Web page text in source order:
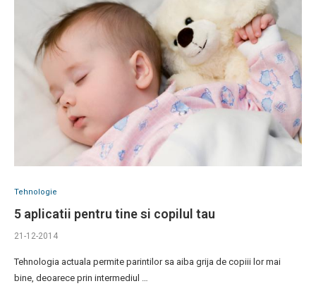
Tehnologie
5 aplicatii pentru tine si copilul tau
21-12-2014
Tehnologia actuala permite parintilor sa aiba grija de copiii lor mai
bine, deoarece prin intermediul …